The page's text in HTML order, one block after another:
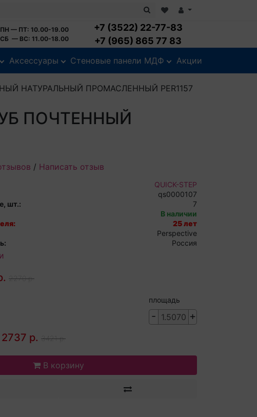
ПН — ПТ: 10.00-19.00
СБ — ВС: 11.00-18.00
+7 (3522) 22-77-83
+7 (965) 865 77 83
Аксессуары Стеновые панели МДФ Акции
НАТУРАЛЬНЫЙ ПРОМАСЛЕННЫЙ PER1157
ПОЧТЕННЫЙ
/ Написать отзыв
QUICK-STEP
qs0000107
шт.:
7
В наличии
25 лет
Perspective
Россия
2270 р.
площадь
- +
2737 р. 3421 р.
В корзину